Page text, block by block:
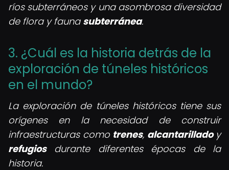
ríos subterráneos y una asombrosa diversidad
de flora y fauna subterránea.
3. ¿Cuál es la historia detrás de la
exploración de túneles históricos
en el mundo?
La exploración de túneles históricos tiene sus
orígenes en la necesidad de construir
infraestructuras como trenes, alcantarilladoy
refugiosdurante diferentes épocas de la
historia.